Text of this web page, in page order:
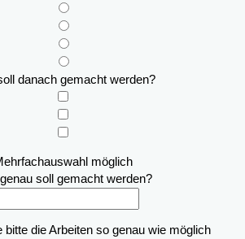
danach gemacht werden?
möglich
soll gemacht werden?
bitte die Arbeiten so genau wie möglich